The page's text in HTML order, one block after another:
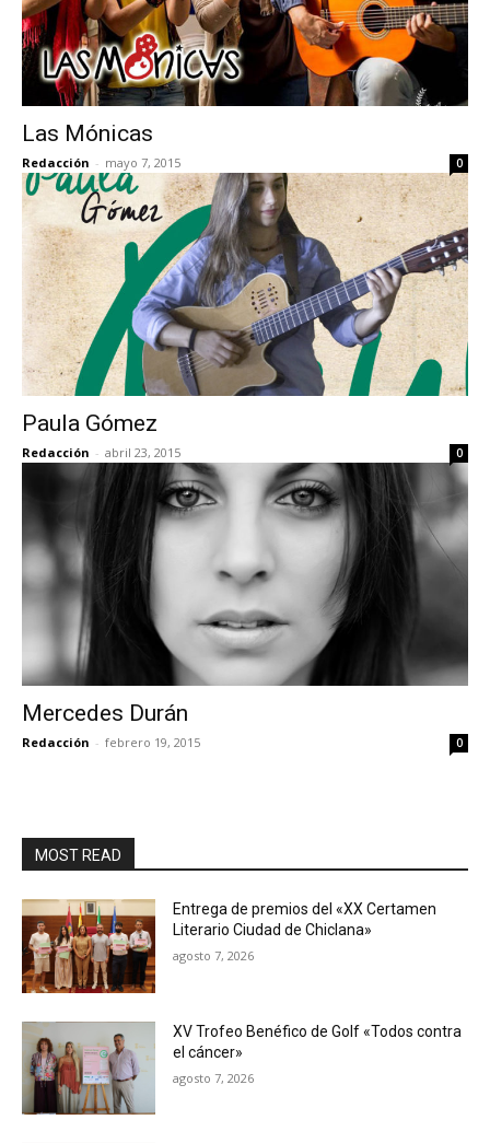
Las Mónicas
Redacción - mayo 7, 2015 0
Paula Gómez
Redacción - abril 23, 2015 0
Mercedes Durán
Redacción - febrero 19, 2015 0
MOST READ
Entrega de premios del «XX Certamen
Literario Ciudad de Chiclana»
agosto 7, 2026
XV Trofeo Benéfico de Golf «Todos contra
el cáncer»
agosto 7, 2026